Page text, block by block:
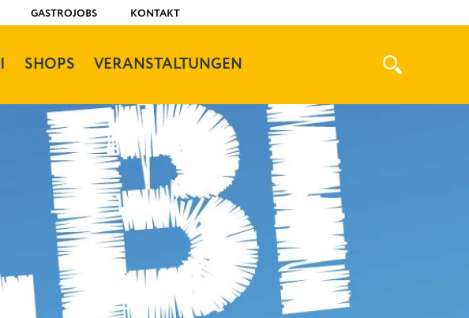
GASTROJOBS KONTAKT
SHOPS VERANSTALTUNGEN